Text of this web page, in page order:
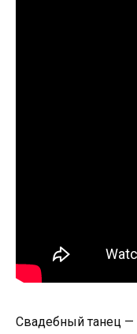
Свадебный танец